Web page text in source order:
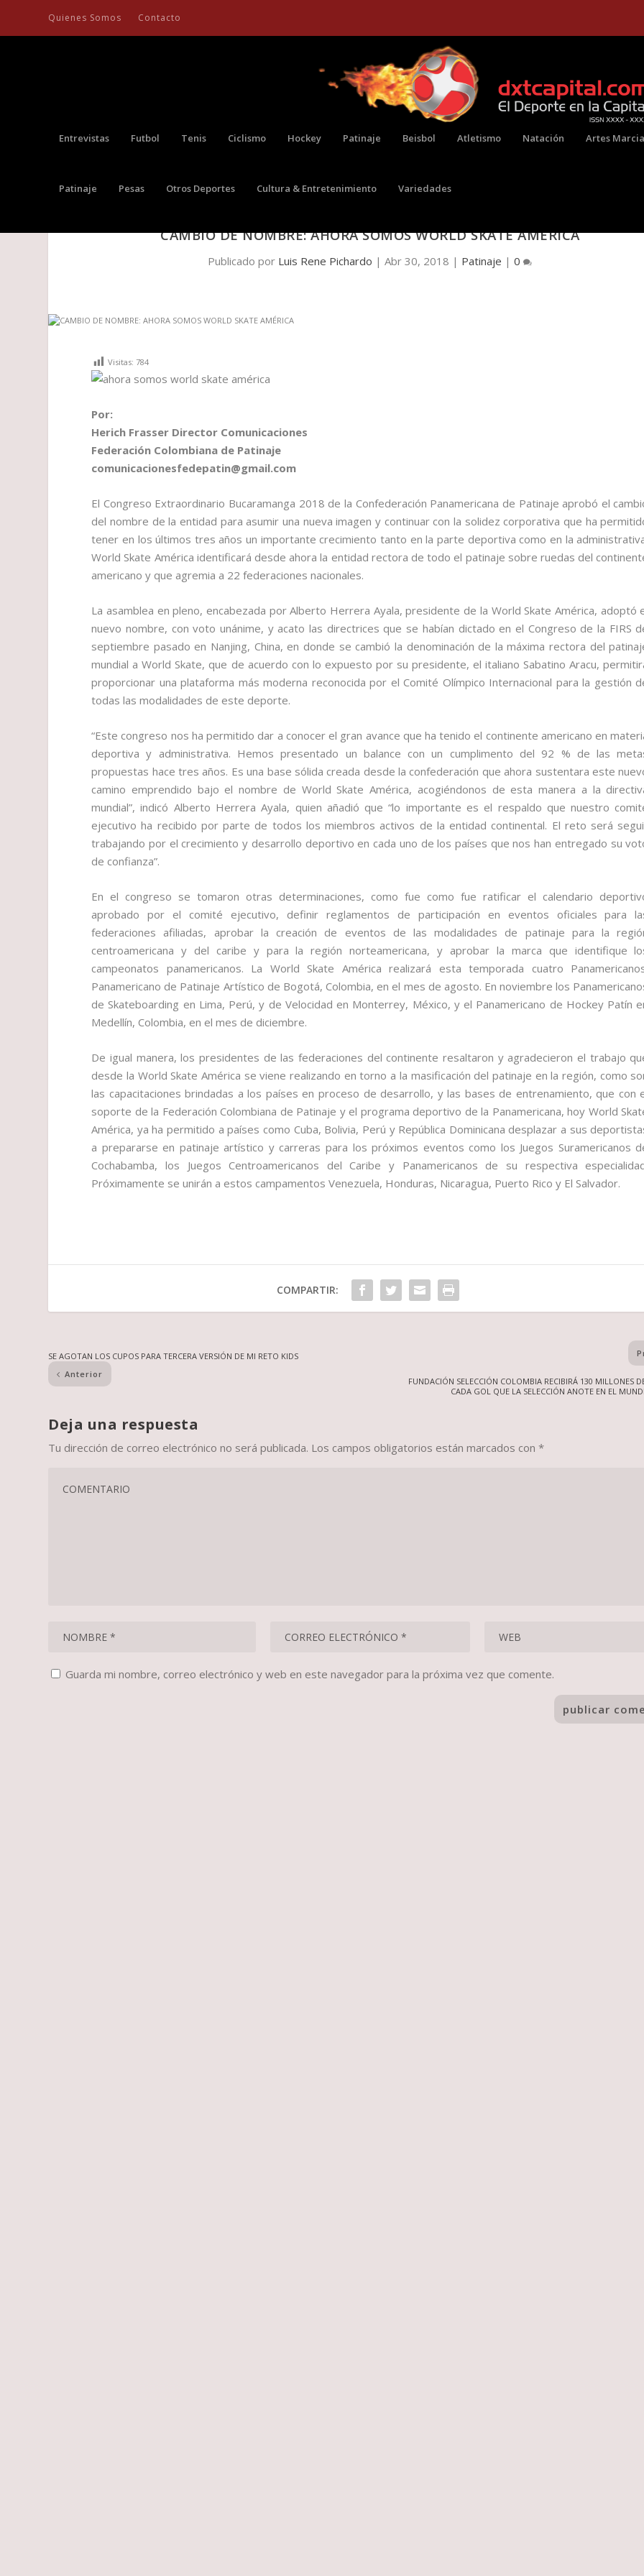
Quienes Somos Contacto
Entrevistas Futbol Tenis Ciclismo Hockey Patinaje Beisbol Atletismo Natación Artes
Patinaje Pesas Otros Deportes Cultura & Entretenimiento Variedades
CAMBIO DE NOMBRE: AHORA SOMOS WORLD SKATE AMÉRICA
Publicado por Luis Rene Pichardo |Abr 30, 2018 | Patinaje |0
Visitas: 784
Por:
Herich Frasser Director Comunicaciones
Federación Colombiana de Patinaje
comunicacionesfedepatin@gmail.com
El Congreso Extraordinario Bucaramanga 2018 de la Confederación Panamericana de Patinaje aprobó el
del nombre de la entidad para asumir una nueva imagen y continuar con la solidez corporativa que ha
tener en los últimos tres años un importante crecimiento tanto en la parte deportiva como en la
World Skate América identificará desde ahora la entidad rectora de todo el patinaje sobre ruedas del
americano y que agremia a 22 federaciones nacionales.
La asamblea en pleno, encabezada por Alberto Herrera Ayala, presidente de la World Skate América, adoptó
nuevo nombre, con voto unánime, y acato las directrices que se habían dictado en el Congreso de la FIRS
septiembre pasado en Nanjing, China, en donde se cambió la denominación de la máxima rectora del
mundial a World Skate, que de acuerdo con lo expuesto por su presidente, el italiano Sabatino Aracu,
proporcionar una plataforma más moderna reconocida por el Comité Olímpico Internacional para la gestión
todas las modalidades de este deporte.
“Este congreso nos ha permitido dar a conocer el gran avance que ha tenido el continente americano en
deportiva y administrativa. Hemos presentado un balance con un cumplimento del 92 % de las
propuestas hace tres años. Es una base sólida creada desde la confederación que ahora sustentara este
camino emprendido bajo el nombre de World Skate América, acogiéndonos de esta manera a la
mundial”, indicó Alberto Herrera Ayala, quien añadió que “lo importante es el respaldo que nuestro
ejecutivo ha recibido por parte de todos los miembros activos de la entidad continental. El reto será
trabajando por el crecimiento y desarrollo deportivo en cada uno de los países que nos han entregado su
de confianza”.
En el congreso se tomaron otras determinaciones, como fue como fue ratificar el calendario
aprobado por el comité ejecutivo, definir reglamentos de participación en eventos oficiales para
federaciones afiliadas, aprobar la creación de eventos de las modalidades de patinaje para la
centroamericana y del caribe y para la región norteamericana, y aprobar la marca que identifique
campeonatos panamericanos. La World Skate América realizará esta temporada cuatro
Panamericano de Patinaje Artístico de Bogotá, Colombia, en el mes de agosto. En noviembre los
de Skateboarding en Lima, Perú, y de Velocidad en Monterrey, México, y el Panamericano de Hockey Patín
Medellín, Colombia, en el mes de diciembre.
De igual manera, los presidentes de las federaciones del continente resaltaron y agradecieron el trabajo
desde la World Skate América se viene realizando en torno a la masificación del patinaje en la región, como
las capacitaciones brindadas a los países en proceso de desarrollo, y las bases de entrenamiento, que con
soporte de la Federación Colombiana de Patinaje y el programa deportivo de la Panamericana, hoy World
América, ya ha permitido a países como Cuba, Bolivia, Perú y República Dominicana desplazar a sus
a prepararse en patinaje artístico y carreras para los próximos eventos como los Juegos Suramericanos
Cochabamba, los Juegos Centroamericanos del Caribe y Panamericanos de su respectiva
Próximamente se unirán a estos campamentos Venezuela, Honduras, Nicaragua, Puerto Rico y El Salvador.
COMPARTIR:
SE AGOTAN LOS CUPOS PARA TERCERA VERSIÓN DE MI RETO KIDS
Anterior
FUNDACIÓN SELECCIÓN COLOMBIA RECIBIRÁ 130 MILLONES
CADA GOL QUE LA SELECCIÓN ANOTE EN EL
Deja una respuesta
Tu dirección de correo electrónico no será publicada. Los campos obligatorios están marcados con*
Guarda mi nombre, correo electrónico y web en este navegador para la próxima vez que comente.